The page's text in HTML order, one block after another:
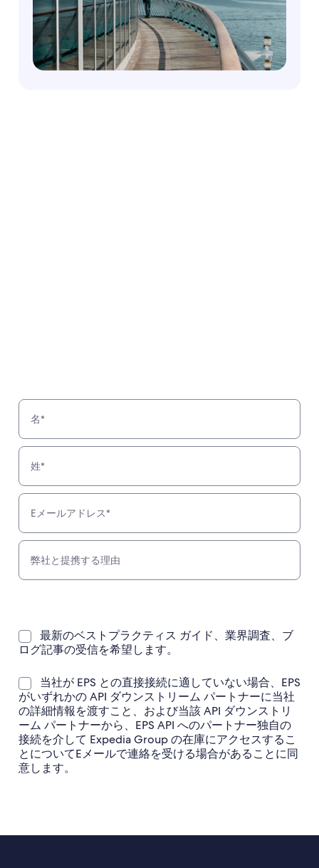
最新のベストプラクティス ガイド、業界調査、ブ
ログ記事の受信を希望します。
当社が EPS との直接接続に適していない場合、EPS
がいずれかの API ダウンストリーム パートナーに当社
の詳細情報を渡すこと、および当該 API ダウンストリ
ーム パートナーから、EPS API へのパートナー独自の
接続を介して Expedia Group の在庫にアクセスするこ
とについてEメールで連絡を受ける場合があることに同
意します。